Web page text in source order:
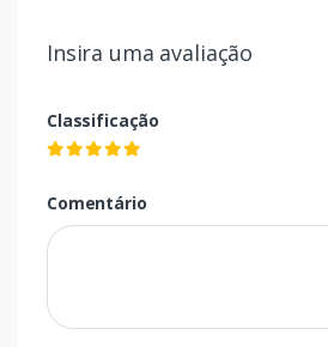
Insira uma avaliação
Classificação
Comentário